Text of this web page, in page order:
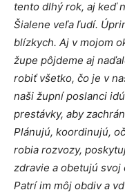
tento dlhý rok, aj keď
Šialene veľa ľudí.
blízkych. Aj v mojom
župe pôjdeme aj
robiť všetko, čo je v
naši župní poslanci
prestávky, aby
Plánujú, koordinujú,
robia rozvozy,
zdravie a obetujú svoj
Patrí im môj obdiv a